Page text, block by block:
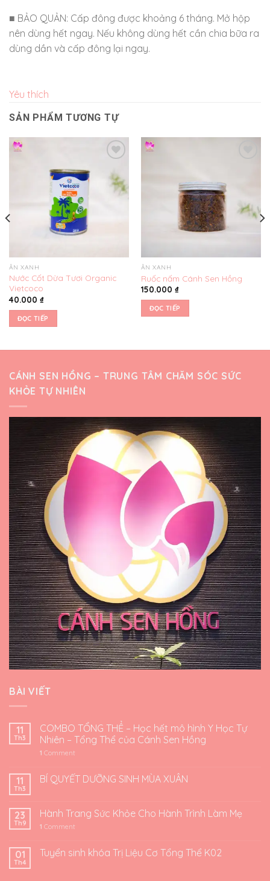
■ BẢO QUẢN: Cấp đông được khoảng 6 tháng. Mở hộp
nên dùng hết ngay. Nếu không dùng hết cần chia bữa ra
dùng dần và cấp đông lại ngay.
Yêu thích
SẢN PHẨM TƯƠNG TỰ
thích
ĂN XANH
Nước Cốt Dừa Tươi Organic
Vietcoco
40.000 ₫
ĐỌC TIẾP
ĂN XANH
Ruốc nấm Cánh Sen Hồng
150.000 ₫
ĐỌC TIẾP
CÁNH SEN HỒNG – TRUNG TÂM CHĂM SÓC SỨC
KHỎE TỰ NHIÊN
BÀI VIẾT
11
Th3
COMBO TỔNG THỂ – Học hết mô hình Y Học Tự
Nhiên – Tổng Thể của Cánh Sen Hồng
1 Comment
11
Th3
BÍ QUYẾT DƯỠNG SINH MÙA XUÂN
23
Th9
Hành Trang Sức Khỏe Cho Hành Trình Làm Mẹ
1 Comment
01
Th4
Tuyển sinh khóa Trị Liệu Cơ Tổng Thể K02